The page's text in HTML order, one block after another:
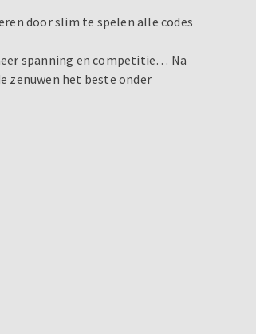
door slim te spelen alle codes
spanning en competitie… Na
zenuwen het beste onder